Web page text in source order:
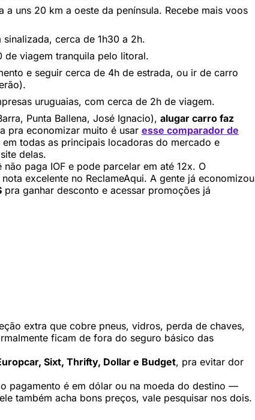
a uns 20 km a oeste da península. Recebe mais voos
cerca de 1h30 a 2h.
de viagem tranquila pelo litoral.
e seguir cerca de 4h de estrada, ou ir de carro
uruguaias, com cerca de 2h de viagem.
Punta Ballena, José Ignacio), alugar carro faz
pra economizar muito é usar esse comparador de
todas as principais locadoras do mercado e
delas.
paga IOF e pode parcelar em até 12x. O
excelente no ReclameAqui. A gente já economizou
pra ganhar desconto e acessar promoções já
extra que cobre pneus, vidros, perda de chaves,
ficam de fora do seguro básico das
Sixt, Thrifty, Dollar e Budget, pra evitar dor
pagamento é em dólar ou na moeda do destino —
também acha bons preços, vale pesquisar nos dois.